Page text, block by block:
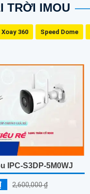
TRỜI IMOU
Xoay 360 Speed Dome
IPC-S3DP-5M0WJ
2,600,000 ₫